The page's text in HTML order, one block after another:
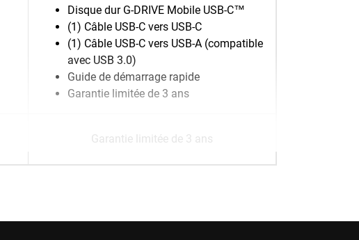
Disque dur G-DRIVE Mobile USB-C™
(1) Câble USB-C vers USB-C
(1) Câble USB-C vers USB-A (compatible
avec USB 3.0)
Guide de démarrage rapide
Garantie limitée de 3 ans
Garantie limitée de 3 ans